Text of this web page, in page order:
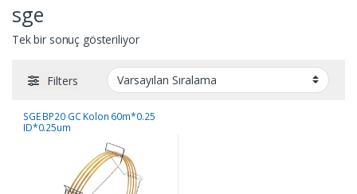
sge
Tek bir sonuç gösteriliyor
Filters
SGE BP20 GC Kolon 60m*0.25
ID*0.25um